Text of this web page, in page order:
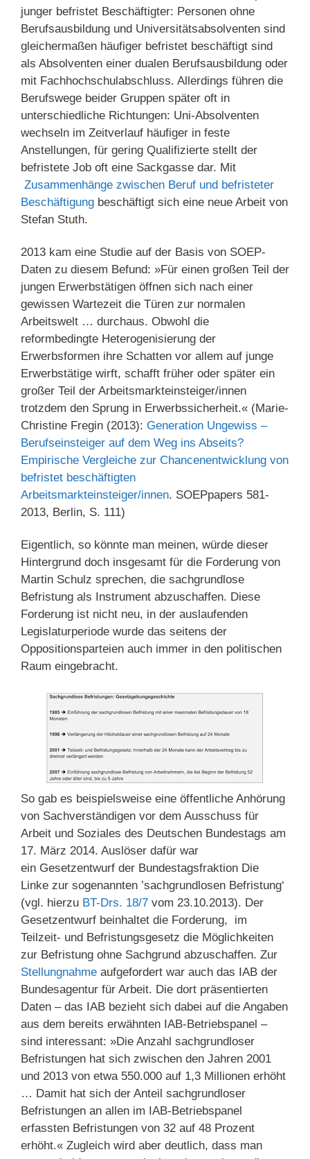
junger befristet Beschäftigter: Personen ohne
Berufsausbildung und Universitätsabsolventen sind
gleichermaßen häufiger befristet beschäftigt sind
als Absolventen einer dualen Berufsausbildung oder
mit Fachhochschulabschluss. Allerdings führen die
Berufswege beider Gruppen später oft in
unterschiedliche Richtungen: Uni-Absolventen
wechseln im Zeitverlauf häufiger in feste
Anstellungen, für gering Qualifizierte stellt der
befristete Job oft eine Sackgasse dar. Mit
Zusammenhänge zwischen Beruf und befristeter
Beschäftigung beschäftigt sich eine neue Arbeit von
Stefan Stuth.
2013 kam eine Studie auf der Basis von SOEP-
Daten zu diesem Befund: »Für einen großen Teil der
jungen Erwerbstätigen öffnen sich nach einer
gewissen Wartezeit die Türen zur normalen
Arbeitswelt … durchaus. Obwohl die
reformbedingte Heterogenisierung der
Erwerbsformen ihre Schatten vor allem auf junge
Erwerbstätige wirft, schafft früher oder später ein
großer Teil der Arbeitsmarkteinsteiger/innen
trotzdem den Sprung in Erwerbssicherheit.« (Marie-
Christine Fregin (2013): Generation Ungewiss –
Berufseinsteiger auf dem Weg ins Abseits?
Empirische Vergleiche zur Chancenentwicklung von
befristet beschäftigten
Arbeitsmarkteinsteiger/innen. SOEPpapers 581-
2013, Berlin, S. 111)
Eigentlich, so könnte man meinen, würde dieser
Hintergrund doch insgesamt für die Forderung von
Martin Schulz sprechen, die sachgrundlose
Befristung als Instrument abzuschaffen. Diese
Forderung ist nicht neu, in der auslaufenden
Legislaturperiode wurde das seitens der
Oppositionsparteien auch immer in den politischen
Raum eingebracht.
So gab es beispielsweise eine öffentliche Anhörung
von Sachverständigen vor dem Ausschuss für
Arbeit und Soziales des Deutschen Bundestags am
17. März 2014. Auslöser dafür war
ein Gesetzentwurf der Bundestagsfraktion Die
Linke zur sogenannten ’sachgrundlosen Befristung‘
(vgl. hierzu BT-Drs. 18/7 vom 23.10.2013). Der
Gesetzentwurf beinhaltet die Forderung, im
Teilzeit- und Befristungsgesetz die Möglichkeiten
zur Befristung ohne Sachgrund abzuschaffen. Zur
Stellungnahme aufgefordert war auch das IAB der
Bundesagentur für Arbeit. Die dort präsentierten
Daten – das IAB bezieht sich dabei auf die Angaben
aus dem bereits erwähnten IAB-Betriebspanel –
sind interessant: »Die Anzahl sachgrundloser
Befristungen hat sich zwischen den Jahren 2001
und 2013 von etwa 550.000 auf 1,3 Millionen erhöht
… Damit hat sich der Anteil sachgrundloser
Befristungen an allen im IAB-Betriebspanel
erfassten Befristungen von 32 auf 48 Prozent
erhöht.« Zugleich wird aber deutlich, dass man